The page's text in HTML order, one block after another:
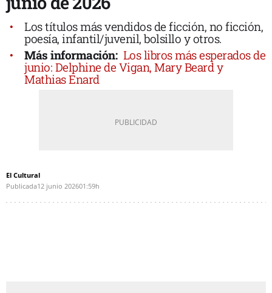
Los títulos más vendidos de ficción, no ficción,
poesía, infantil/juvenil, bolsillo y otros.
Más información: Los libros más esperados de
junio: Delphine de Vigan, Mary Beard y
Mathias Enard
El Cultural
Publicada12 junio 202601:59h